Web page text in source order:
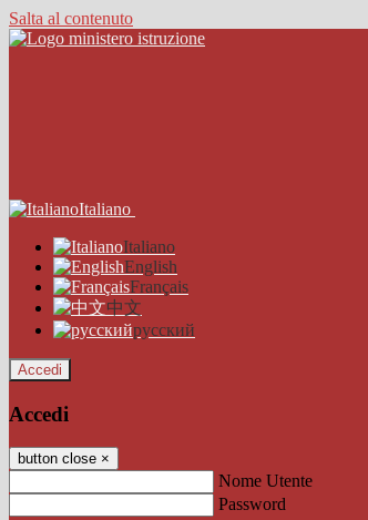
Salta al contenuto
Italiano
Italiano
English
Français
中文
русский
Accedi
Accedi
button close ×
Nome Utente
Password